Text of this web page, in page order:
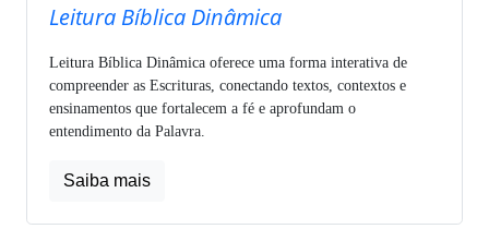
Leitura Bíblica Dinâmica
Leitura Bíblica Dinâmica oferece uma forma interativa de
compreender as Escrituras, conectando textos, contextos e
ensinamentos que fortalecem a fé e aprofundam o
entendimento da Palavra.
Saiba mais